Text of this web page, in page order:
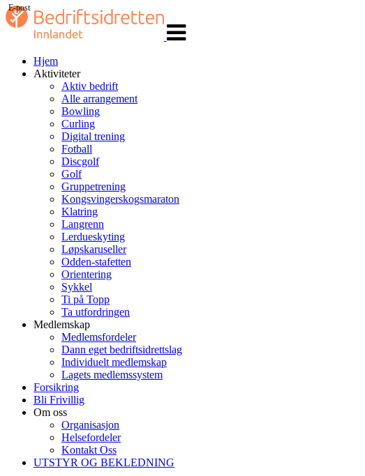
navigasjon
Hjem
Aktiviteter
Aktiv bedrift
Alle arrangement
Bowling
Curling
Digital trening
Fotball
Discgolf
Golf
Gruppetrening
Kongsvingerskogsmaraton
Klatring
Langrenn
Lerdueskyting
Løpskaruseller
Odden-stafetten
Orientering
Sykkel
Ti på Topp
Ta utfordringen
Medlemskap
Medlemsfordeler
Dann eget bedriftsidrettslag
Individuelt medlemskap
Lagets medlemssystem
Forsikring
Bli Frivillig
Om oss
Organisasjon
Helsefordeler
Kontakt Oss
UTSTYR OG BEKLEDNING
E-post